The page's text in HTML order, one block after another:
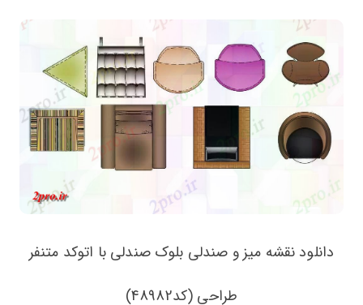
دانلود نقشه میز و صندلی بلوک صندلی با اتوکد متنفر
طراحی (کد48982)